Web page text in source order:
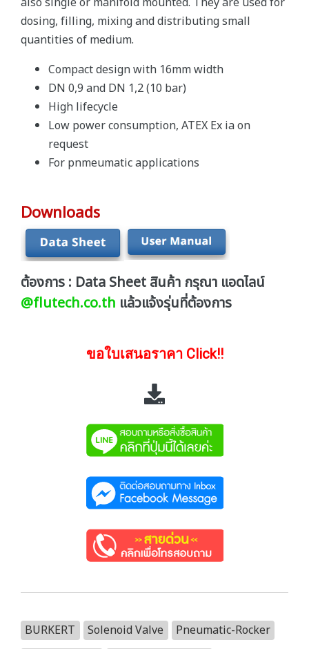
dosing, filling, mixing and distributing small
quantities of medium.
Compact design with 16mm width
DN 0,9 and DN 1,2 (10 bar)
High lifecycle
Low power consumption, ATEX Ex ia on
request
For pnmeumatic applications
Downloads
ต้องการ : Data Sheet สินค้า กรุณา แอดไลน์
@flutech.co.th แล้วแจ้งรุ่นที่ต้องการ
ขอใบเสนอราคา Click!!
BURKERT Solenoid Valve
Pneumatic-Rocker